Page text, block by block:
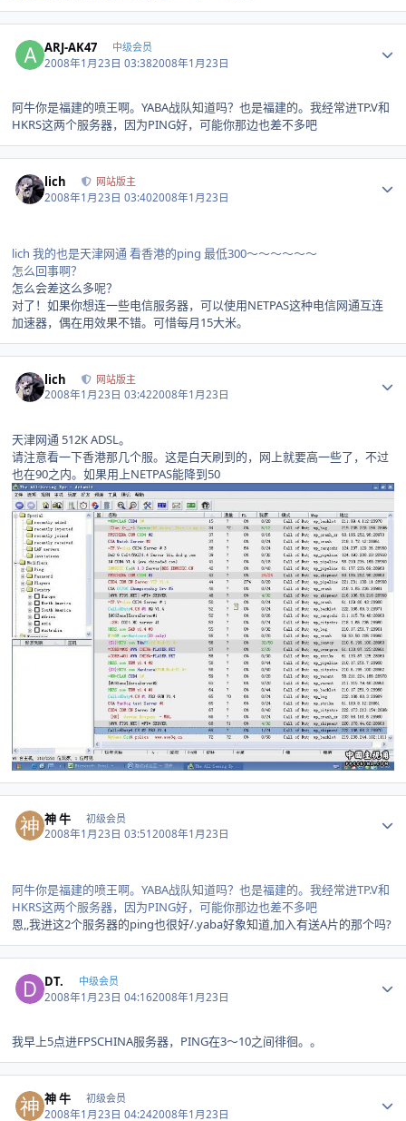
ARJ-AK47 中级会员
2008年1月23日 03:382008年1月23日
阿牛你是福建的喷王啊。YABA战队知道吗？也是福建的。我经常进TP.V和
HKRS这两个服务器，因为PING好，可能你那边也差不多吧
lich 网站版主
2008年1月23日 03:402008年1月23日
lich 我的也是天津网通 看香港的ping 最低300～～～～～～
怎么回事啊？
怎么会差这么多呢？
对了！如果你想连一些电信服务器，可以使用NETPAS这种电信网通互连
加速器，偶在用效果不错。可惜每月15大米。
lich 网站版主
2008年1月23日 03:422008年1月23日
天津网通 512K ADSL。
请注意看一下香港那几个服。这是白天刷到的，网上就要高一些了，不过
也在90之内。如果用上NETPAS能降到50
神 牛 初级会员
2008年1月23日 03:512008年1月23日
阿牛你是福建的喷王啊。YABA战队知道吗？也是福建的。我经常进TP.V和
HKRS这两个服务器，因为PING好，可能你那边也差不多吧
恩,,我进这2个服务器的ping也很好/.yaba好象知道,加入有送A片的那个吗?
DT. 中级会员
2008年1月23日 04:162008年1月23日
我早上5点进FPSCHINA服务器，PING在3～10之间徘徊。。
神 牛 初级会员
2008年1月23日 04:242008年1月23日